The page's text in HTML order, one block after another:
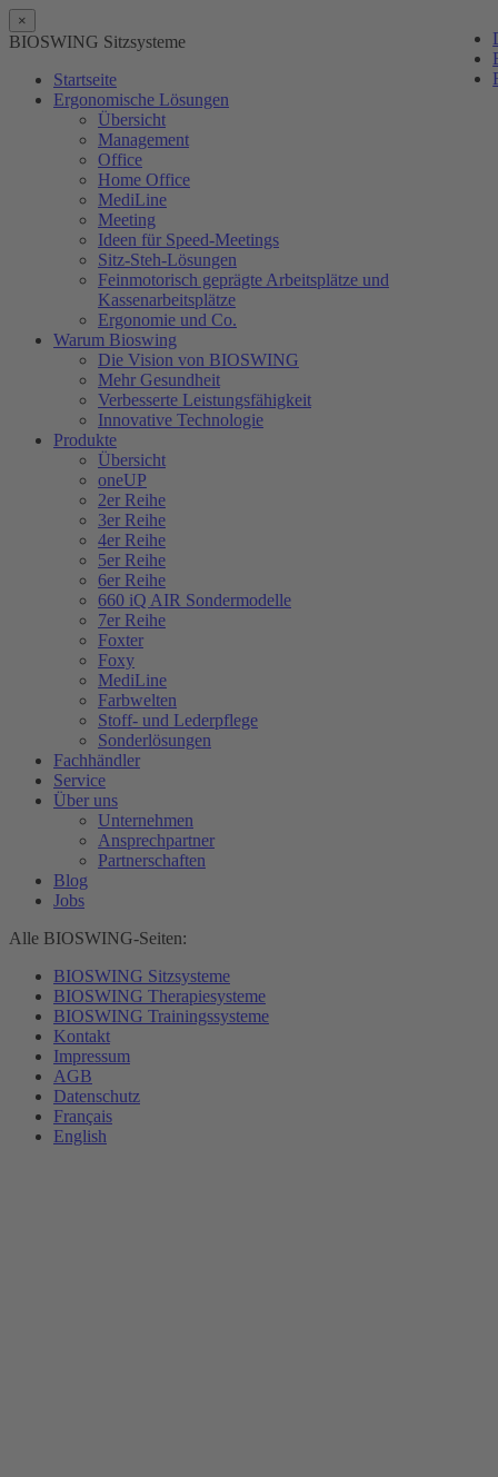
×
BIOSWING Sitzsysteme
Startseite
Ergonomische Lösungen
Übersicht
Management
Office
Home Office
MediLine
Meeting
Ideen für Speed-Meetings
Sitz-Steh-Lösungen
Feinmotorisch geprägte Arbeitsplätze und
Kassenarbeitsplätze
Ergonomie und Co.
Warum Bioswing
Die Vision von BIOSWING
Mehr Gesundheit
Verbesserte Leistungsfähigkeit
Innovative Technologie
Produkte
Übersicht
oneUP
2er Reihe
3er Reihe
4er Reihe
5er Reihe
6er Reihe
660 iQ AIR Sondermodelle
7er Reihe
Foxter
Foxy
MediLine
Farbwelten
Stoff- und Lederpflege
Sonderlösungen
Fachhändler
Service
Über uns
Unternehmen
Ansprechpartner
Partnerschaften
Blog
Jobs
Alle BIOSWING-Seiten:
BIOSWING Sitzsysteme
BIOSWING Therapiesysteme
BIOSWING Trainingssysteme
Kontakt
Impressum
AGB
Datenschutz
Français
English